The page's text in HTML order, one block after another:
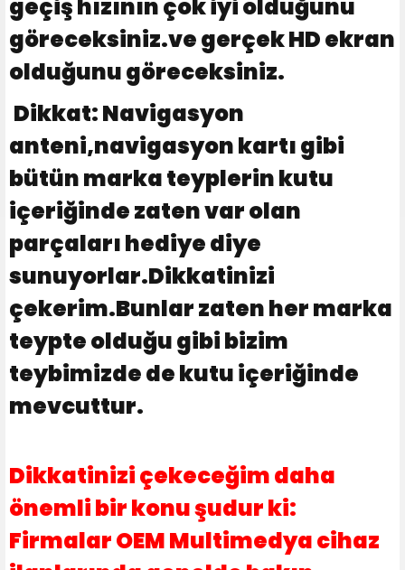
geçiş hızının çok iyi olduğunu
göreceksiniz.ve gerçek HD ekran
olduğunu göreceksiniz.
Dikkat: Navigasyon
anteni,navigasyon kartı gibi
bütün marka teyplerin kutu
içeriğinde zaten var olan
parçaları hediye diye
sunuyorlar.Dikkatinizi
çekerim.Bunlar zaten her marka
teypte olduğu gibi bizim
teybimizde de kutu içeriğinde
mevcuttur.
Dikkatinizi çekeceğim daha
önemli bir konu şudur ki:
Firmalar OEM Multimedya cihaz